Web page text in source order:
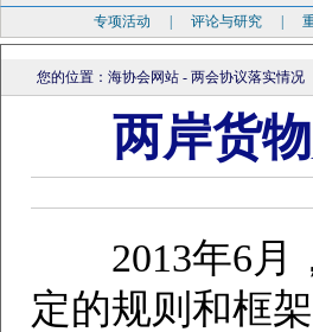
专项活动
评论与研究
您的位置： 海协会网站 - 两会协议落实情况
两岸货
2013年6月，
定的规则和框